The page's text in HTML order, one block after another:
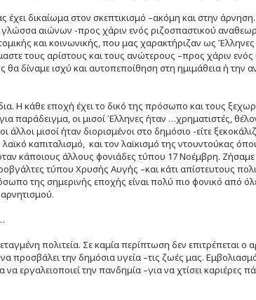
έχει δικαίωμα στον σκεπτικισμό –ακόμη και στην
γλώσσα αιώνων -προς χάριν ενός ριζοσπαστικού
και κοινωνικής, που μας χαρακτήριζαν ως
τους αρίστους και τους ανώτερους –προς χάριν ενός
θα δίναμε ισχύ και αυτοπεποίθηση στη ημιμάθεια ή την
Η κάθε εποχή έχει το δικό της πρόσωπο και τους
παράδειγμα, οι μισοί Έλληνες ήταν …χρηματιστές,
άλλοι μισοί ήταν διορισμένοι στο δημόσιο -είτε
καπιταλισμό, και τον λαϊκισμό της ντουντούκας
κάποιους άλλους φονιάδες τύπου 17 Νοέμβρη. Ζήσαμε
τύπου Χρυσής Αυγής –και κάτι απίστευτους
της σημερινής εποχής είναι πολύ πιο φονικό από
πολιτεία. Σε καμία περίπτωση δεν επιτρέπεται ο
προσβάλει την δημόσια υγεία –τις ζωές μας.
να εργαλειοποιεί την πανδημία –για να χτίσει